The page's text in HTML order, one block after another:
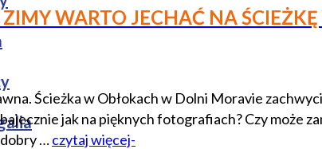
WARTO JECHAĆ NA
Ścieżka w Obłokach w Dolni Moravie
jak na pięknych fotografiach? Czy może
…czytaj więcej-